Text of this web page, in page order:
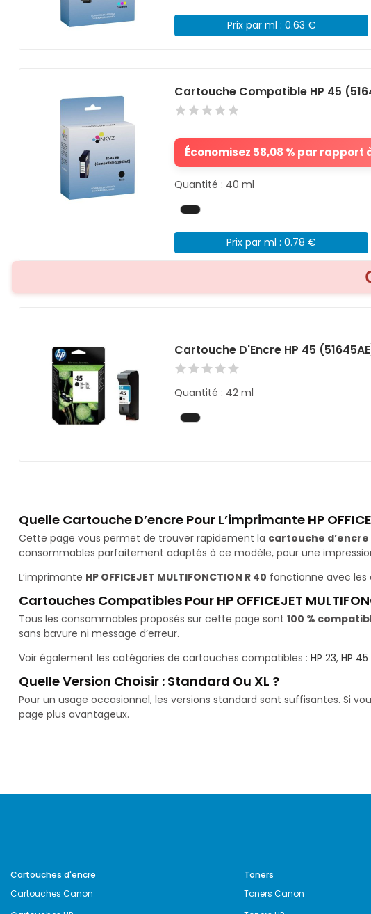
Prix par ml : 0.63 €
Cartouche Compatible HP 45
Économisez 58,08 % par rapport
Quantité : 40 ml
Prix par ml : 0.78 €
Cartouche D'Encre HP 45
Quantité : 42 ml
Quelle Cartouche D’encre Pour L’imprimante HP
Cette page vous permet de trouver rapidement la cartouche
consommables parfaitement adaptés à ce modèle, pour une
L’imprimante HP OFFICEJET MULTIFONCTION R 40 fonctionne avec les
Cartouches Compatibles Pour HP OFFICEJET
Tous les consommables proposés sur cette page sont 100 %
sans bavure ni message d’erreur.
Voir également les catégories de cartouches compatibles : HP 23, HP 45
Quelle Version Choisir : Standard Ou XL ?
Pour un usage occasionnel, les versions standard sont suffisantes. Si
page plus avantageux.
Cartouches d'encre
Cartouches Canon
Toners
Toners Canon